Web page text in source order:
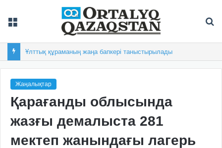
Ұлттық құраманың жаңа бапкері таныстырылады
Жаңалықтар
Қарағанды облысында
жазғы демалыста 281
мектеп жанындағы лагерь